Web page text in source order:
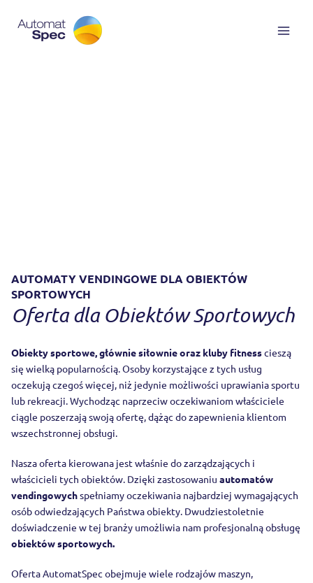
AUTOMATY VENDINGOWE DLA OBIEKTÓW
SPORTOWYCH
Oferta dla Obiektów Sportowych
Obiekty sportowe, głównie siłownie oraz kluby fitnesscieszą
się wielką popularnością. Osoby korzystające z tych usług
oczekują czegoś więcej, niż jedynie możliwości uprawiania sportu
lub rekreacji. Wychodząc naprzeciw oczekiwaniom właściciele
ciągle poszerzają swoją ofertę, dążąc do zapewnienia klientom
wszechstronnej obsługi.
Nasza oferta kierowana jest właśnie do zarządzających i
właścicieli tych obiektów. Dzięki zastosowaniu automatów
vendingowychspełniamy oczekiwania najbardziej wymagających
osób odwiedzających Państwa obiekty. Dwudziestoletnie
doświadczenie w tej branży umożliwia nam profesjonalną obsługę
obiektów sportowych.
Oferta AutomatSpec obejmuje wiele rodzajów maszyn,